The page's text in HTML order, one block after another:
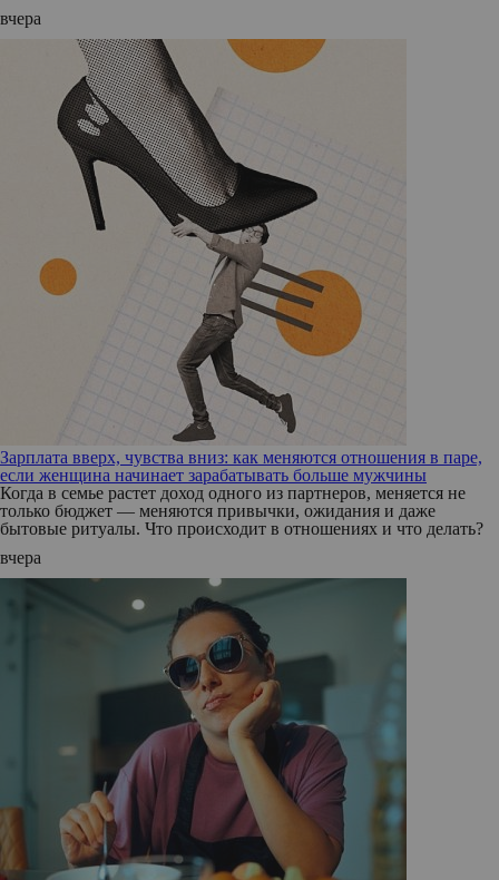
вчера
Зарплата вверх, чувства вниз: как меняются отношения в паре,
если женщина начинает зарабатывать больше мужчины
Когда в семье растет доход одного из партнеров, меняется не
только бюджет — меняются привычки, ожидания и даже
бытовые ритуалы. Что происходит в отношениях и что делать?
вчера